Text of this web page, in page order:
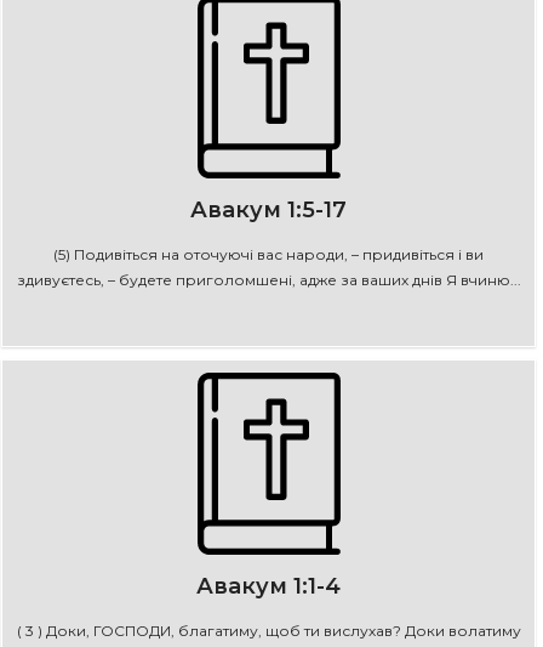
Авакум 1:5-17
(5) Подивіться на оточуючі вас народи, – придивіться і ви
здивуєтесь, – будете приголомшені, адже за ваших днів Я вчиню...
Авакум 1:1-4
( 3 ) Доки, ГОСПОДИ, благатиму, щоб ти вислухав? Доки волатиму